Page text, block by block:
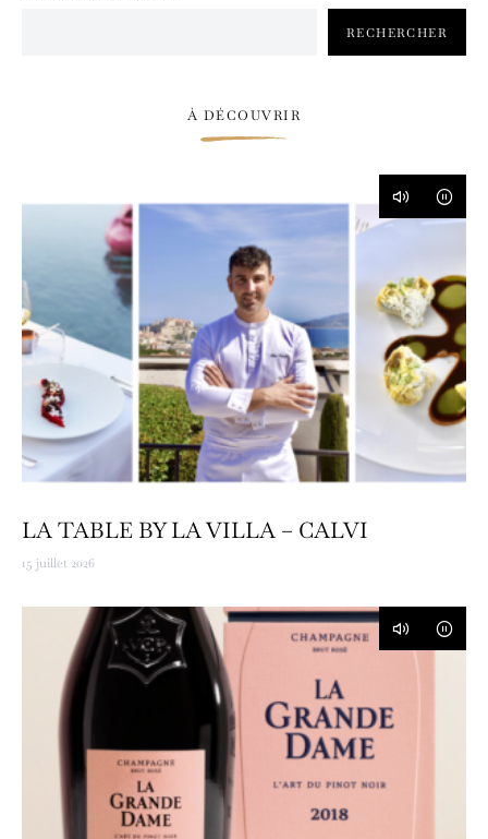
RECHERCHER
À DÉCOUVRIR
LA TABLE BY LA VILLA – CALVI
15 juillet 2026